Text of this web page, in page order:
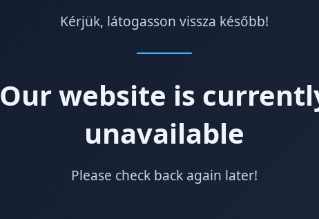
Kérjük, látogasson vissza később!
Our website is
unavailable
Please check back again later!